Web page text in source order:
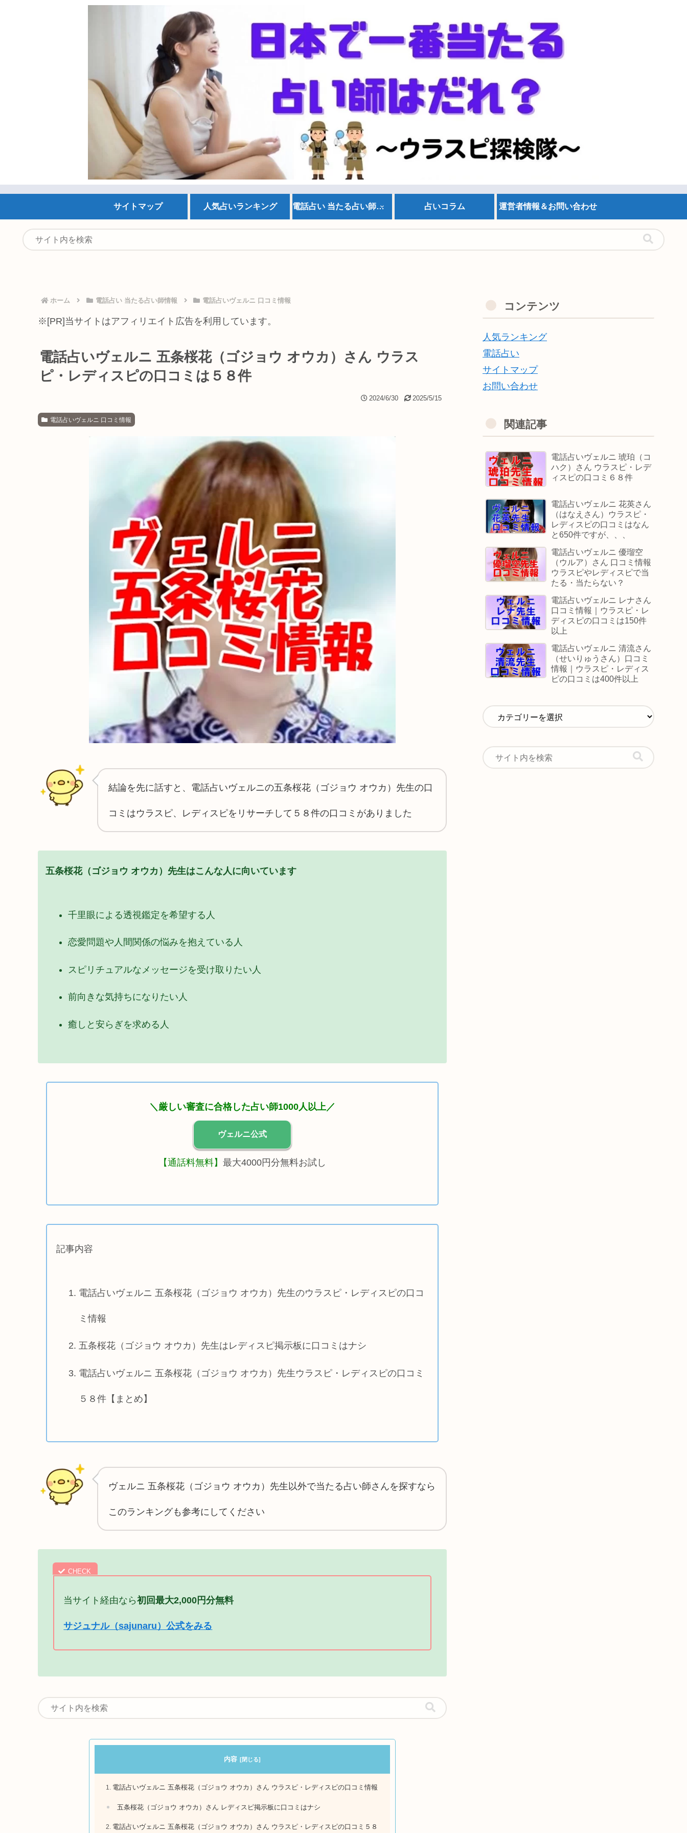
サイトマップ 人気占いランキング 電話占い 当たる占い師情報 占いコラム 運営者情報＆お問い合わせ
ホーム 電話占い 当たる占い師情報 電話占いヴェルニ 口コミ情報
※[PR]当サイトはアフィリエイト広告を利用しています。
電話占いヴェルニ 五条桜花（ゴジョウ オウカ）さん ウラス
ピ・レディスピの口コミは５８件
2024/6/30 2025/5/15
電話占いヴェルニ 口コミ情報
結論を先に話すと、電話占いヴェルニの五条桜花（ゴジョウ オウカ）先生の口
コミはウラスピ、レディスピをリサーチして５８件の口コミがありました
五条桜花（ゴジョウ オウカ）先生はこんな人に向いています
千里眼による透視鑑定を希望する人
恋愛問題や人間関係の悩みを抱えている人
スピリチュアルなメッセージを受け取りたい人
前向きな気持ちになりたい人
癒しと安らぎを求める人
＼厳しい審査に合格した占い師1000人以上／
ヴェルニ公式
【通話料無料】 最大4000円分無料お試し
記事内容
電話占いヴェルニ 五条桜花（ゴジョウ オウカ）先生のウラスピ・レディスピの口コ
ミ情報
五条桜花（ゴジョウ オウカ）先生はレディスピ掲示板に口コミはナシ
電話占いヴェルニ 五条桜花（ゴジョウ オウカ）先生ウラスピ・レディスピの口コミ
５８件【まとめ】
ヴェルニ 五条桜花（ゴジョウ オウカ）先生以外で当たる占い師さんを探すなら
このランキングも参考にしてください
当サイト経由なら初回最大2,000円分無料
サジュナル（sajunaru）公式をみる
内容
電話占いヴェルニ 五条桜花（ゴジョウ オウカ）さん ウラスピ・レディスピの口コミ情報
五条桜花（ゴジョウ オウカ）さん レディスピ掲示板に口コミはナシ
電話占いヴェルニ 五条桜花（ゴジョウ オウカ）さん ウラスピ・レディスピの口コミ５８
コンテンツ
人気ランキング
電話占い
サイトマップ
お問い合わせ
関連記事
電話占いヴェルニ 琥珀（コ
ハク）さん ウラスピ・レデ
ィスピの口コミ６８件
電話占いヴェルニ 花英さん
（はなえさん）ウラスピ・
レディスピの口コミはなん
と650件ですが、、、
電話占いヴェルニ 優瑠空
（ウルア）さん 口コミ情報
ウラスピやレディスピで当
たる・当たらない？
電話占いヴェルニ レナさん
口コミ情報｜ウラスピ・レ
ディスピの口コミは150件
以上
電話占いヴェルニ 清流さん
（せいりゅうさん）口コミ
情報｜ウラスピ・レディス
ピの口コミは400件以上